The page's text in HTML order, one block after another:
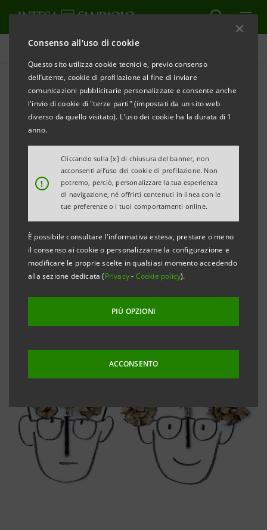
Consenso all'uso di cookie
Questo sito utilizza cookie tecnici e, previo consenso
dell’utente, cookie di profilazione al fine di inviare
comunicazioni pubblicitarie personalizzate e consente anche
l'invio di cookie di "terze parti" (impostati da un sito web
diverso da quello visitato). L'uso dei cookie ha la durata di 1
anno.
!
Cliccando sulla [x] di chiusura del banner, non
acconsenti all’uso dei cookie di profilazione. Non
potremo, perciò, personalizzare la tua esperienza
di navigazione, né offrirti contenuti in linea con le
tue preferenze o i tuoi comportamenti online.
È possibile consultare l'informativa estesa, prestare o meno
il consenso ai cookie o personalizzarne la configurazione e
modificare le proprie scelte in qualsiasi momento accedendo
alla sezione dedicata (Privacy- Cookie policy).
PIÙ OPZIONI
ACCONSENTO
Tutti gli eventi sostenuti dalla banca
CULTURA
Illustrissimo Christoph
Niemann